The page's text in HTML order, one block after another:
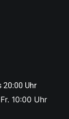
20:00 Uhr
10:00 Uhr